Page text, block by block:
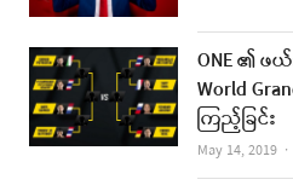
ONE ၏ ဖ
World
ကြည့်ခြင်း
May 14, 2019